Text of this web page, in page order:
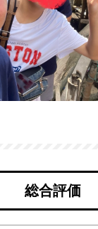
総合評価